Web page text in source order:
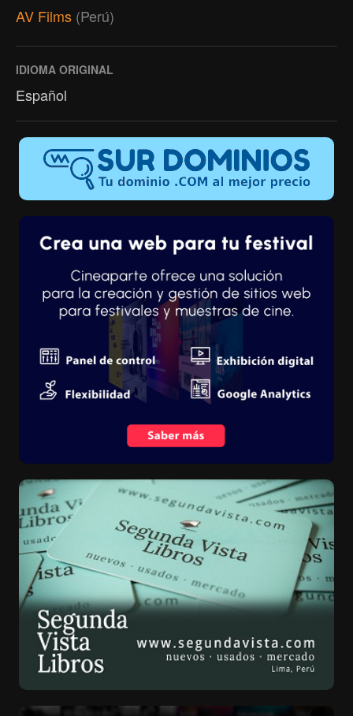
AV Films (Perú)
IDIOMA ORIGINAL
Español